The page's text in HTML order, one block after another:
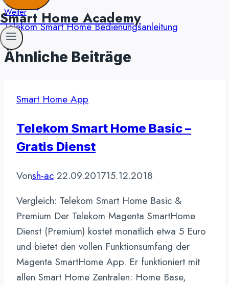
Smart Home Academy
Weiter
Telekom Smart Home Bedienungsanleitung
Ähnliche Beiträge
Smart Home App
Telekom Smart Home Basic –
Gratis Dienst
Vonsh-ac 22.09.201715.12.2018
Vergleich: Telekom Smart Home Basic &
Premium Der Telekom Magenta SmartHome
Dienst (Premium) kostet monatlich etwa 5 Euro
und bietet den vollen Funktionsumfang der
Magenta SmartHome App. Er funktioniert mit
allen Smart Home Zentralen: Home Base,